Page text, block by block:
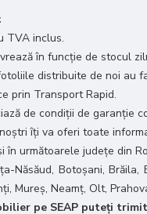
TVA inclus.
în funcție de stocul
distribuite de noi au
prin Transport Rapid.
de condiții de garanție
îți va oferi toate
în următoarele județe din
Năsăud, Botoșani,
Mureș, Neamț, Olt,
pe SEAP puteți